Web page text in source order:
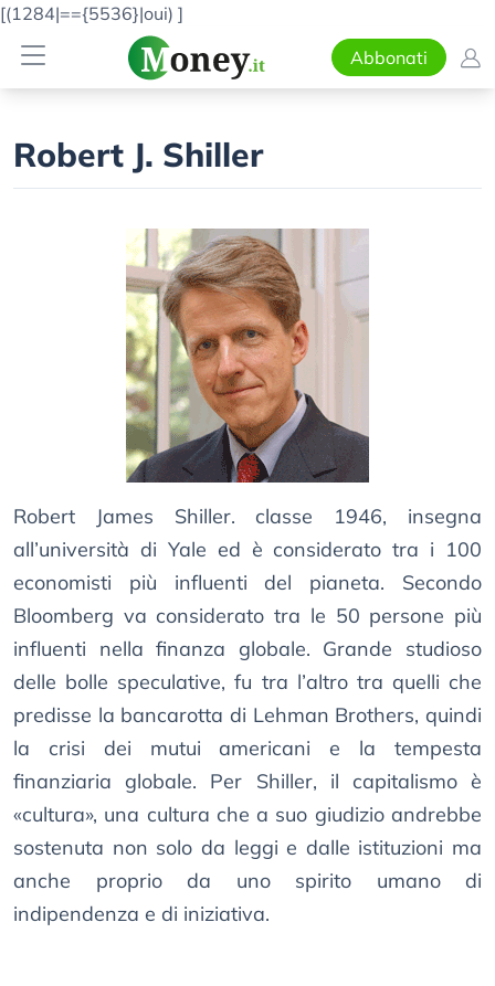
[(1284|=={5536}|oui) ]
Abbonati
Robert J. Shiller
Robert James Shiller. classe 1946, insegna
all’università di Yale ed è considerato tra i 100
economisti più influenti del pianeta. Secondo
Bloomberg va considerato tra le 50 persone più
influenti nella finanza globale. Grande studioso
delle bolle speculative, fu tra l’altro tra quelli che
predisse la bancarotta di Lehman Brothers, quindi
la crisi dei mutui americani e la tempesta
finanziaria globale. Per Shiller, il capitalismo è
«cultura», una cultura che a suo giudizio andrebbe
sostenuta non solo da leggi e dalle istituzioni ma
anche proprio da uno spirito umano di
indipendenza e di iniziativa.